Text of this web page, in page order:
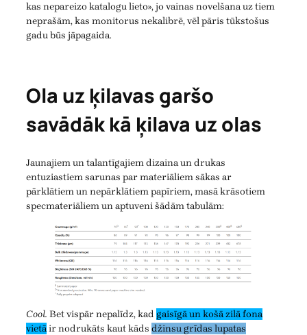
kas nepareizo katalogu lieto», jo vainas novelšana uz tiem
neprašām, kas monitorus nekalibrē, vēl pāris tūkstošus
gadu būs jāpagaida.
Ola uz ķilavas garšo
savādāk kā ķilava uz olas
Jaunajiem un talantīgajiem dizaina un drukas
entuziastiem sarunas par materiāliem sākas ar
pārklātiem un nepārklātiem papīriem, masā krāsotiem
specmateriāliem un aptuveni šādām tabulām:
Cool. Bet vispār nepalīdz, kad gaisīgā un košā zilā fona
vietāir nodrukāts kaut kāds džinsu grīdas lupatas